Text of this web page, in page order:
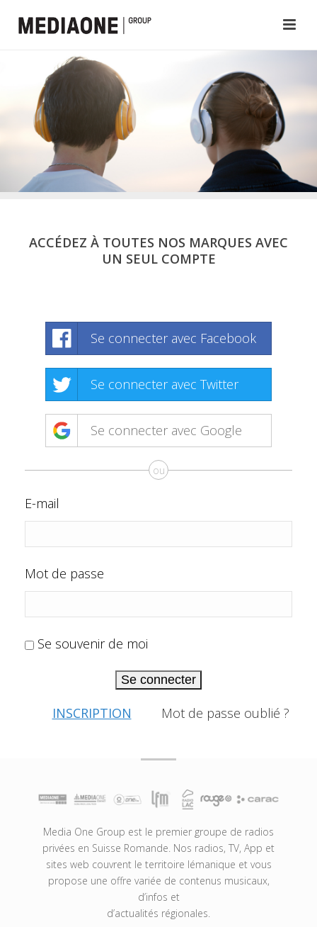
ACCÉDEZ À TOUTES NOS MARQUES AVEC
UN SEUL COMPTE
Se connecter avec Facebook
Se connecter avec Twitter
Se connecter avec Google
ou
E-mail
Mot de passe
Se souvenir de moi
Se connecter
INSCRIPTION Mot de passe oublié ?
Media One Group est le premier groupe de radios
privées en Suisse Romande. Nos radios, TV, App et
sites web couvrent le territoire lémanique et vous
propose une offre variée de contenus musicaux,
d’infos et
d’actualités régionales.